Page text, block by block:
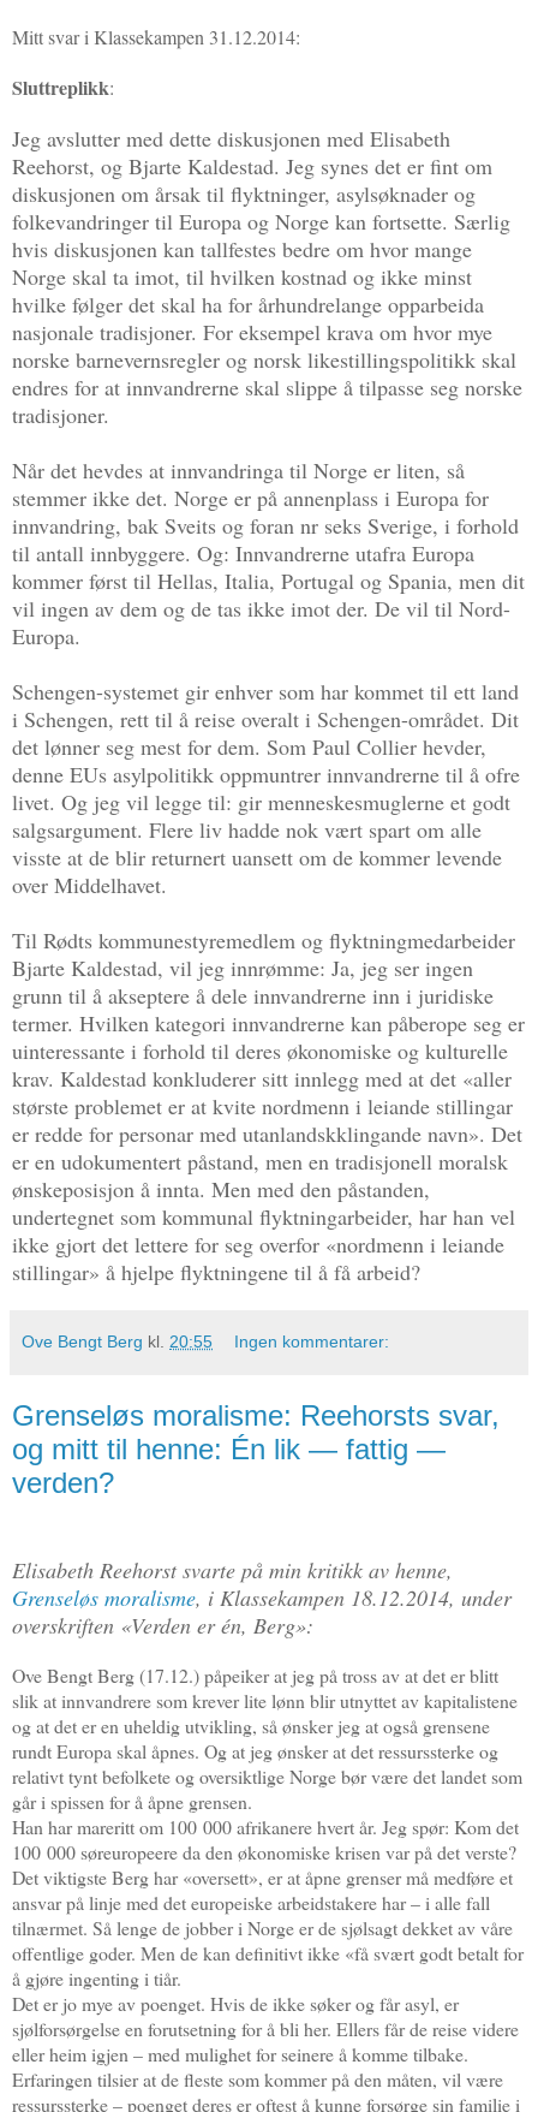
Mitt svar i Klassekampen 31.12.2014:
Sluttreplikk:
Jeg avslutter med dette diskusjonen med Elisabeth
Reehorst, og Bjarte Kaldestad. Jeg synes det er fint om
diskusjonen om årsak til flyktninger, asylsøknader og
folkevandringer til Europa og Norge kan fortsette. Særlig
hvis diskusjonen kan tallfestes bedre om hvor mange
Norge skal ta imot, til hvilken kostnad og ikke minst
hvilke følger det skal ha for århundrelange opparbeida
nasjonale tradisjoner. For eksempel krava om hvor mye
norske barnevernsregler og norsk likestillingspolitikk skal
endres for at innvandrerne skal slippe å tilpasse seg norske
tradisjoner.
Når det hevdes at innvandringa til Norge er liten, så
stemmer ikke det. Norge er på annenplass i Europa for
innvandring, bak Sveits og foran nr seks Sverige, i forhold
til antall innbyggere. Og: Innvandrerne utafra Europa
kommer først til Hellas, Italia, Portugal og Spania, men dit
vil ingen av dem og de tas ikke imot der. De vil til Nord-
Europa.
Schengen-systemet gir enhver som har kommet til ett land
i Schengen, rett til å reise overalt i Schengen-området. Dit
det lønner seg mest for dem. Som Paul Collier hevder,
denne EUs asylpolitikk oppmuntrer innvandrerne til å ofre
livet. Og jeg vil legge til: gir menneskesmuglerne et godt
salgsargument. Flere liv hadde nok vært spart om alle
visste at de blir returnert uansett om de kommer levende
over Middelhavet.
Til Rødts kommunestyremedlem og flyktningmedarbeider
Bjarte Kaldestad, vil jeg innrømme: Ja, jeg ser ingen
grunn til å akseptere å dele innvandrerne inn i juridiske
termer. Hvilken kategori innvandrerne kan påberope seg er
uinteressante i forhold til deres økonomiske og kulturelle
krav. Kaldestad konkluderer sitt innlegg med at det «aller
største problemet er at kvite nordmenn i leiande stillingar
er redde for personar med utanlandskklingande navn». Det
er en udokumentert påstand, men en tradisjonell moralsk
ønskeposisjon å innta. Men med den påstanden,
undertegnet som kommunal flyktningarbeider, har han vel
ikke gjort det lettere for seg overfor «nordmenn i leiande
stillingar» å hjelpe flyktningene til å få arbeid?
Ove Bengt Berg kl. 20:55 Ingen kommentarer:
Grenseløs moralisme: Reehorsts svar,
og mitt til henne: Én lik — fattig —
verden?
Elisabeth Reehorst svarte på min kritikk av henne,
Grenseløs moralisme, i Klassekampen 18.12.2014, under
overskriften «Verden er én, Berg»:
Ove Bengt Berg (17.12.) påpeiker at jeg på tross av at det er blitt
slik at innvandrere som krever lite lønn blir utnyttet av kapitalistene
og at det er en uheldig utvikling, så ønsker jeg at også grensene
rundt Europa skal åpnes. Og at jeg ønsker at det ressurssterke og
relativt tynt befolkete og oversiktlige Norge bør være det landet som
går i spissen for å åpne grensen.
Han har mareritt om 100 000 afrikanere hvert år. Jeg spør: Kom det
100 000 søreuropeere da den økonomiske krisen var på det verste?
Det viktigste Berg har «oversett», er at åpne grenser må medføre et
ansvar på linje med det europeiske arbeidstakere har – i alle fall
tilnærmet. Så lenge de jobber i Norge er de sjølsagt dekket av våre
offentlige goder. Men de kan definitivt ikke «få svært godt betalt for
å gjøre ingenting i tiår.
Det er jo mye av poenget. Hvis de ikke søker og får asyl, er
sjølforsørgelse en forutsetning for å bli her. Ellers får de reise videre
eller heim igjen – med mulighet for seinere å komme tilbake.
Erfaringen tilsier at de fleste som kommer på den måten, vil være
ressurssterke – poenget deres er oftest å kunne forsørge sin familie i